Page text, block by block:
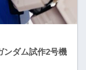
ンダム試作2号機